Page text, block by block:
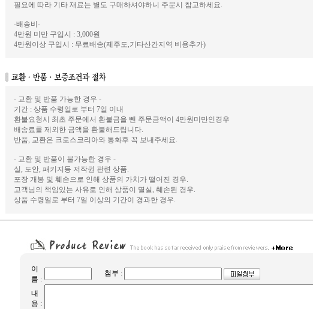
필요에 따라 기타 재료는 별도 구매하셔야하니 주문시 참고하세요.
-배송비-
4만원 미만 구입시 : 3,000원
4만원이상 구입시 : 무료배송(제주도,기타산간지역 비용추가)
- 교환 및 반품 가능한 경우 -
기간 : 상품 수령일로 부터 7일 이내
환불요청시 최초 주문에서 환불금을 뺀 주문금액이 4만원미만인경우
배송료를 제외한 금액을 환불해드립니다.
반품, 교환은 크로스코리아와 통화후 꼭 보내주세요.
- 교환 및 반품이 불가능한 경우 -
실, 도안, 패키지등 저작권 관련 상품.
포장 개봉 및 훼손으로 인해 상품의 가치가 떨어진 경우.
고객님의 책임있는 사유로 인해 상품이 멸실, 훼손된 경우.
상품 수령일로 부터 7일 이상의 기간이 경과한 경우.
이
름 :
첨부 :
내
용 :